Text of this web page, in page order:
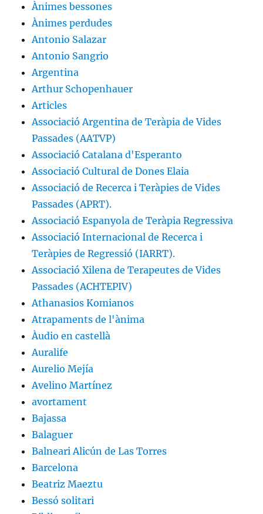
Ànimes bessones
Ànimes perdudes
Antonio Salazar
Antonio Sangrio
Argentina
Arthur Schopenhauer
Articles
Associació Argentina de Teràpia de Vides
Passades (AATVP)
Associació Catalana d'Esperanto
Associació Cultural de Dones Elaia
Associació de Recerca i Teràpies de Vides
Passades (APRT).
Associació Espanyola de Teràpia Regressiva
Associació Internacional de Recerca i
Teràpies de Regressió (IARRT).
Associació Xilena de Terapeutes de Vides
Passades (ACHTEPIV)
Athanasios Komianos
Atrapaments de l'ànima
Àudio en castellà
Auralife
Aurelio Mejía
Avelino Martínez
avortament
Bajassa
Balaguer
Balneari Alicún de Las Torres
Barcelona
Beatriz Maeztu
Bessó solitari